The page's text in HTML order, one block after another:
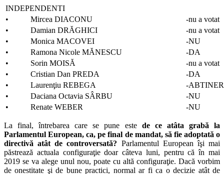
INDEPENDENTI
• Mircea DIACONU
-nu a votat
• Damian DRĂGHICI
-nu a votat
• Monica MACOVEI
-NU
• Ramona Nicole MĂNESCU
-DA
• Sorin MOISĂ
-nu a votat
• Cristian Dan PREDA
-DA
• Laurenţiu REBEGA
-
• Daciana Octavia SÂRBU
-NU
• Renate WEBER
-NU
La final, întrebarea care se pune este de ce atâta grabă la
Parlamentul European, ca, pe final de mandat, să fie adoptată o
directivă atât de controversată? Parlamentul European îşi mai
păstrează actuala configuraţie doar câteva luni, pentru că în mai
2019 se va alege unul nou, poate cu altă configuraţie. Dacă vorbim
de onestitate şi de bune practici, normal ar fi ca o decizie atât de